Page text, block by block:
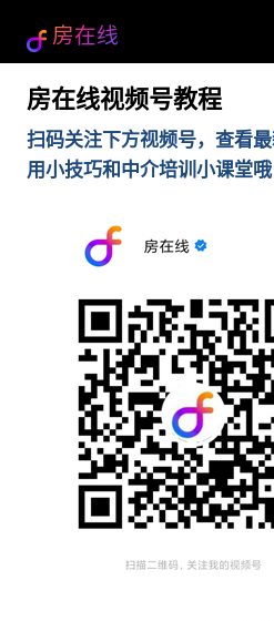
房在线
房在线视频号教程
扫码关注下方视频号，查看
用小技巧和中介培训小课堂哦